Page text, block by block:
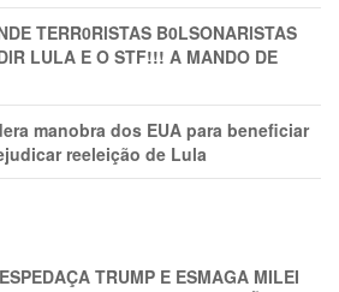
TERR0RlSTAS B0LSONARlSTAS
LULA E O STF!!! A MANDO DE
manobra dos EUA para beneficiar
reeleição de Lula
TRUMP E ESMAGA MILEI